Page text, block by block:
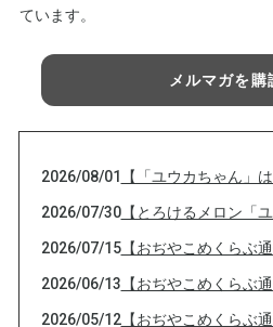
ています。
メルマガを購
2026/08/01 【「ユウカちゃん」
2026/07/30【とろけるメロン「
2026/07/15【おぢやこめくらぶ
2026/06/13 【おぢやこめくらぶ
2026/05/12【おぢやこめくらぶ